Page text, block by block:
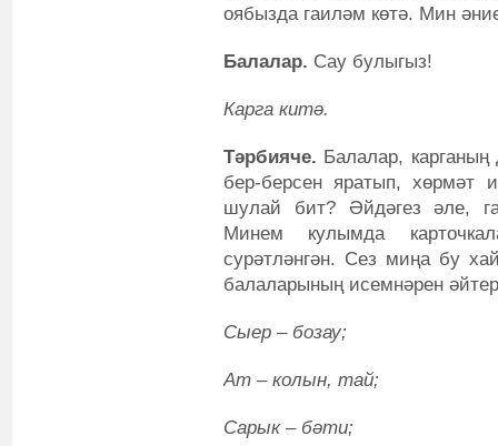
оябызда гаиләм көтә. Мин
Балалар. Сау булыгыз!
Карга китә.
Тәрбияче. Балалар,
бер-берсен яратып, хөрмәт
шулай бит? Әйдәгез әле,
Минем кулымда
сурәтләнгән. Сез миңа бу
балаларының исемнәрен
Сыер – бозау;
Ат – колын, тай;
Сарык – бәти;